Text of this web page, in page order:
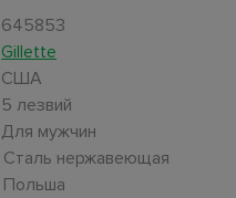
645853
Gillette
США
5 лезвий
Для мужчин
Сталь нержавеющая
Польша